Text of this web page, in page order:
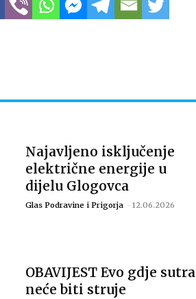
Najavljeno isključenje
električne energije u
dijelu Glogovca
Glas Podravine i Prigorja - 12.06.2026
OBAVIJEST Evo gdje sutra
neće biti struje